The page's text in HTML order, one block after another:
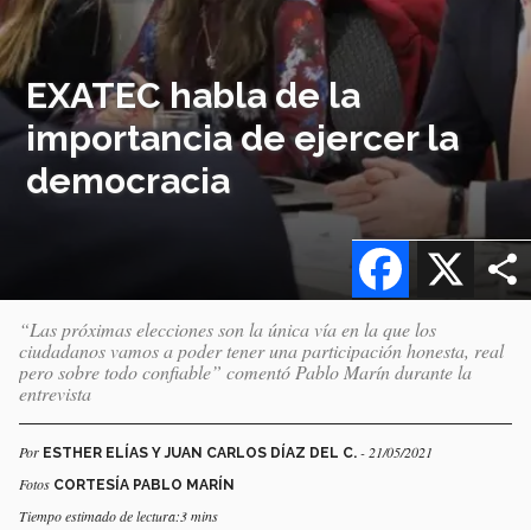
EXATEC habla de la
importancia de ejercer la
democracia
X
Facebook
“Las próximas elecciones son la única vía en la que los
ciudadanos vamos a poder tener una participación honesta, real
pero sobre todo confiable” comentó Pablo Marín durante la
entrevista
Por ESTHER ELÍAS Y JUAN CARLOS DÍAZ DEL C. - 21/05/2021
Fotos CORTESÍA PABLO MARÍN
Tiempo estimado de lectura:3 mins